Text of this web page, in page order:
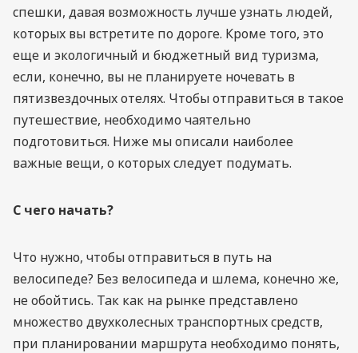
спешки, давая возможность лучше узнать людей,
которых вы встретите по дороге. Кроме того, это
еще и экологичный и бюджетный вид туризма,
если, конечно, вы не планируете ночевать в
пятизвездочных отелях. Чтобы отправиться в такое
путешествие, необходимо чаятельно
подготовиться. Ниже мы описали наиболее
важные вещи, о которых следует подумать.
С чего начать?
Что нужно, чтобы отправиться в путь на
велосипеде? Без велосипеда и шлема, конечно же,
не обойтись. Так как на рынке представлено
множество двухколесных транспортных средств,
при планировании маршрута необходимо понять,